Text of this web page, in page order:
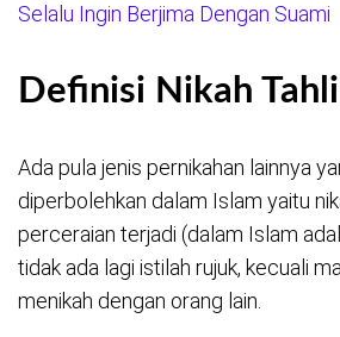
Selalu Ingin Berjima Dengan Suami
Definisi Nikah Tahlil
Ada pula jenis pernikahan lainnya
diperbolehkan dalam Islam yaitu
perceraian terjadi (dalam Islam
tidak ada lagi istilah rujuk, kecuali
menikah dengan orang lain.